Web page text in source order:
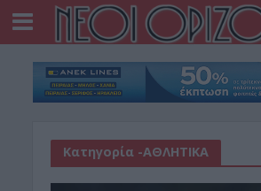
Κατηγορία -ΑΘΛΗΤΙΚΑ